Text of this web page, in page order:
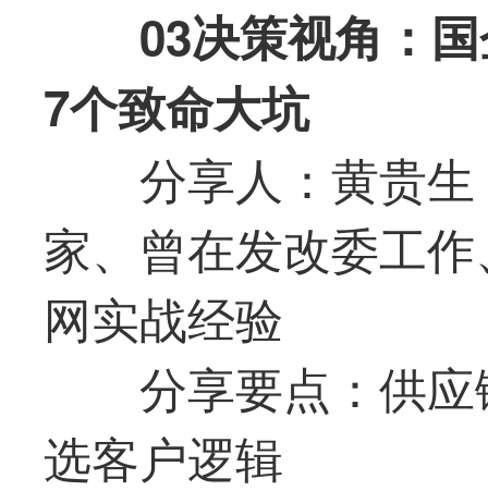
03决策视角：
7个致命大坑
分享人：黄贵
家、曾在发改委工
网实战经验
分享要点：供
选客户逻辑